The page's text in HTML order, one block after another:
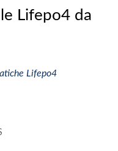
Lifepo4 da
Lifepo4